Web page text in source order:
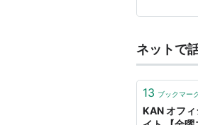
ネットで
13 ブックマー
KAN オフ